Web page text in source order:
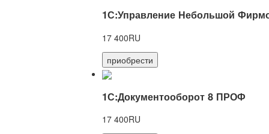
1С:Управление Небольшой
17 400RU
приобрести
1С:Документооборот 8 ПРОФ
17 400RU